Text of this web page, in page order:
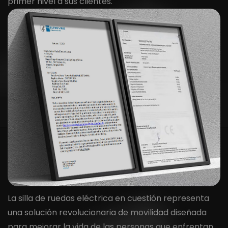
La silla de ruedas eléctrica en cuestión representa
una solución revolucionaria de movilidad diseñada